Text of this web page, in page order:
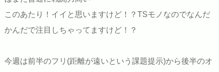
このあたり！イイと思いますけど！？TSモノなのでなんだ
かんだで注目しちゃってますけど！？
今週は前半のフリ(距離が遠いという課題提示)から後半のオ